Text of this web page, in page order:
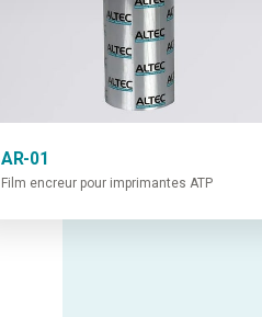
AR-01
Film encreur pour imprimantes ATP